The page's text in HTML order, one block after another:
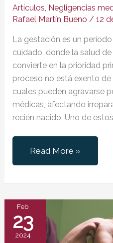
Artículos, Negligencias
Rafael Martín Bueno / 12
La gestación es un
cuidado, donde la salud
convierte en la prioridad
proceso no está exento
cuales pueden agravarse
médicas, afectando
recién nacido. Uno de
Aspiración
de
médica
durante
Read More »
Feb
23
2024